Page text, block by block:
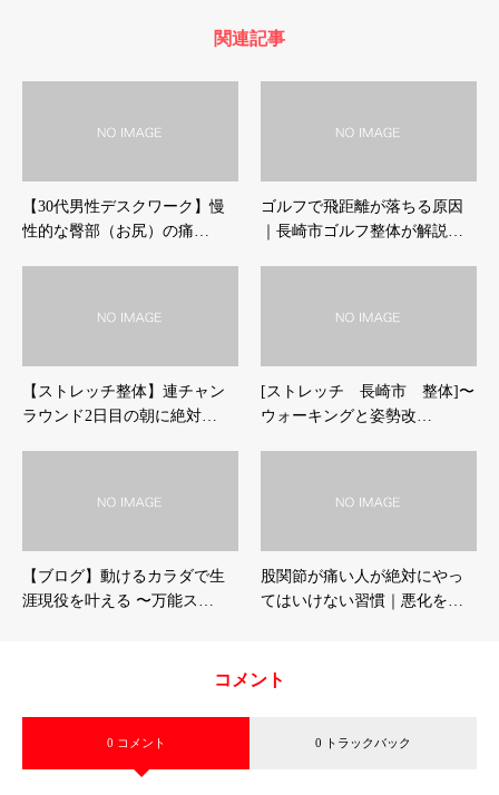
関連記事
【30代男性デスクワーク】慢
性的な臀部（お尻）の痛…
ゴルフで飛距離が落ちる原因
｜長崎市ゴルフ整体が解説…
【ストレッチ整体】連チャン
ラウンド2日目の朝に絶対…
[ストレッチ 長崎市 整体]〜
ウォーキングと姿勢改…
【ブログ】動けるカラダで生
涯現役を叶える 〜万能ス…
股関節が痛い人が絶対にやっ
てはいけない習慣｜悪化を…
コメント
0 コメント 0 トラックバック